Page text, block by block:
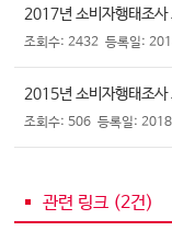
2017년 소비자행태조사
조회수: 2432 등록일:
2015년 소비자행태조사
조회수: 506 등록일:
관련 링크 (2건)